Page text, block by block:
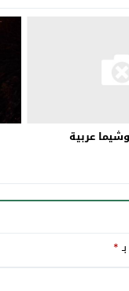
عربية
*